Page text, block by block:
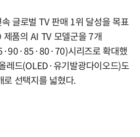
글로벌 TV 판매 1위 달성을 목표
품의 AI TV 모델군을 7개
시리즈로 확대했
레드(OLED·유기발광다이오드)도
선택지를 넓혔다.